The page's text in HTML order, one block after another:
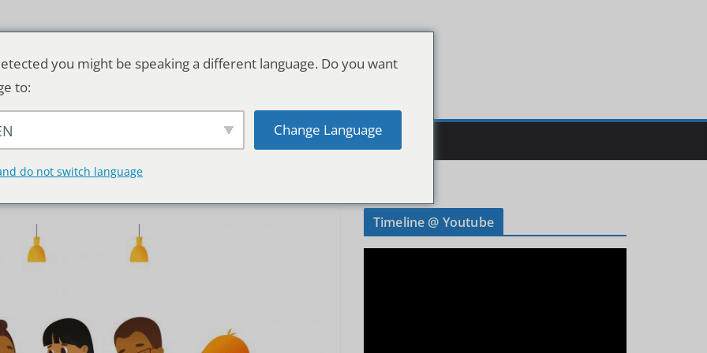
& WELT
Timeline @ Youtube
you might be speaking a different language. Do you want
to:
Change Language
do not switch language